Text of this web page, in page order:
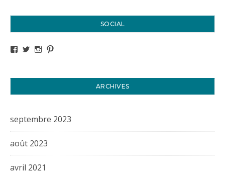
SOCIAL
Voir le profil de titval35 sur Facebook
Voir le profil de titval35 sur Twitter
Voir le profil de titval35 sur Instagram
ARCHIVES
septembre 2023
août 2023
avril 2021